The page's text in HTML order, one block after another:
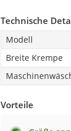
Technische
Modell
Breite Krempe
Vorteile